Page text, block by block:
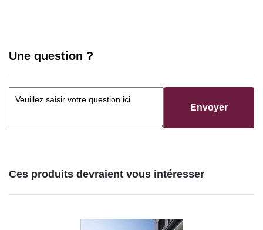
Une question ?
Envoyer
Ces produits devraient vous intéresser